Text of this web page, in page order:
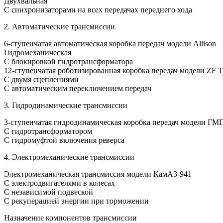
С синхронизаторами на всех передачах переднего хода
2. Автоматические трансмиссии
6-ступенчатая автоматическая коробка передач модели Allison
Гидромеханическая
С блокировкой гидротрансформатора
12-ступенчатая роботизированная коробка передач модели ZF
С двумя сцеплениями
С автоматическим переключением передач
3. Гидродинамические трансмиссии
3-ступенчатая гидродинамическая коробка передач модели
С гидротрансформатором
С гидромуфтой включения реверса
4. Электромеханические трансмиссии
Электромеханическая трансмиссия модели КамАЗ-941
С электродвигателями в колесах
С независимой подвеской
С рекуперацией энергии при торможении
Назначение компонентов трансмиссии